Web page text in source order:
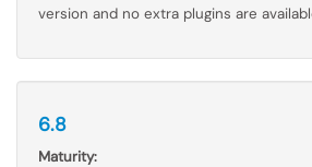
version and no extra plugins are
6.8
Maturity: